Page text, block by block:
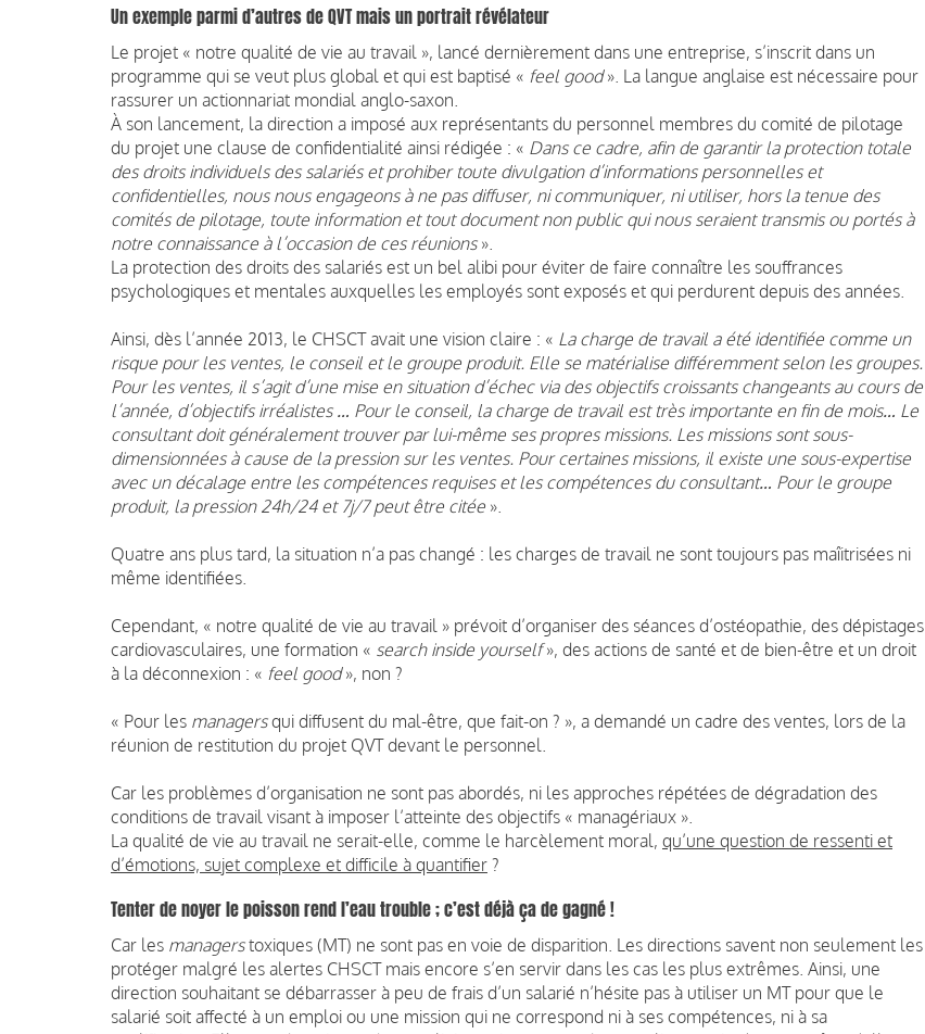
Un exemple parmi d’autres de QVT mais un portrait révélateur
Le projet « notre qualité de vie au travail », lancé dernièrement dans une entreprise, s’inscrit dans un
programme qui se veut plus global et qui est baptisé « feel good». La langue anglaise est nécessaire pour
rassurer un actionnariat mondial anglo-saxon.
À son lancement, la direction a imposé aux représentants du personnel membres du comité de pilotage
du projet une clause de confidentialité ainsi rédigée : « Dans ce cadre, afin de garantir la protection totale
des droits individuels des salariés et prohiber toute divulgation d’informations personnelles et
confidentielles, nous nous engageons à ne pas diffuser, ni communiquer, ni utiliser, hors la tenue des
comités de pilotage, toute information et tout document non public qui nous seraient transmis ou portés à
notre connaissance à l’occasion de ces réunions».
La protection des droits des salariés est un bel alibi pour éviter de faire connaître les souffrances
psychologiques et mentales auxquelles les employés sont exposés et qui perdurent depuis des années.
Ainsi, dès l’année 2013, le CHSCT avait une vision claire : « La charge de travail a été identifiée comme un
risque pour les ventes, le conseil et le groupe produit. Elle se matérialise différemment selon les groupes.
Pour les ventes, il s’agit d’une mise en situation d’échec via des objectifs croissants changeants au cours de
l’année, d’objectifs irréalistes … Pour le conseil, la charge de travail est très importante en fin de mois… Le
consultant doit généralement trouver par lui-même ses propres missions. Les missions sont sous-
dimensionnées à cause de la pression sur les ventes. Pour certaines missions, il existe une sous-expertise
avec un décalage entre les compétences requises et les compétences du consultant… Pour le groupe
produit, la pression 24h/24 et 7j/7 peut être citée ».
Quatre ans plus tard, la situation n’a pas changé : les charges de travail ne sont toujours pas maîitrisées ni
même identifiées.
Cependant, « notre qualité de vie au travail » prévoit d’organiser des séances d’ostéopathie, des dépistages
cardiovasculaires, une formation « search inside yourself», des actions de santé et de bien-être et un droit
à la déconnexion : « feel good», non ?
« Pour les managersqui diffusent du mal-être, que fait-on ? », a demandé un cadre des ventes, lors de la
réunion de restitution du projet QVT devant le personnel.
Car les problèmes d’organisation ne sont pas abordés, ni les approches répétées de dégradation des
conditions de travail visant à imposer l’atteinte des objectifs « managériaux ».
La qualité de vie au travail ne serait-elle, comme le harcèlement moral, qu’une question de ressenti et
d’émotions, sujet complexe et difficile à quantifier ?
Tenter de noyer le poisson rend l’eau trouble ; c’est déjà ça de gagné !
Car les managerstoxiques (MT) ne sont pas en voie de disparition. Les directions savent non seulement les
protéger malgré les alertes CHSCT mais encore s’en servir dans les cas les plus extrêmes. Ainsi, une
direction souhaitant se débarrasser à peu de frais d’un salarié n’hésite pas à utiliser un MT pour que le
salarié soit affecté à un emploi ou une mission qui ne correspond ni à ses compétences, ni à sa